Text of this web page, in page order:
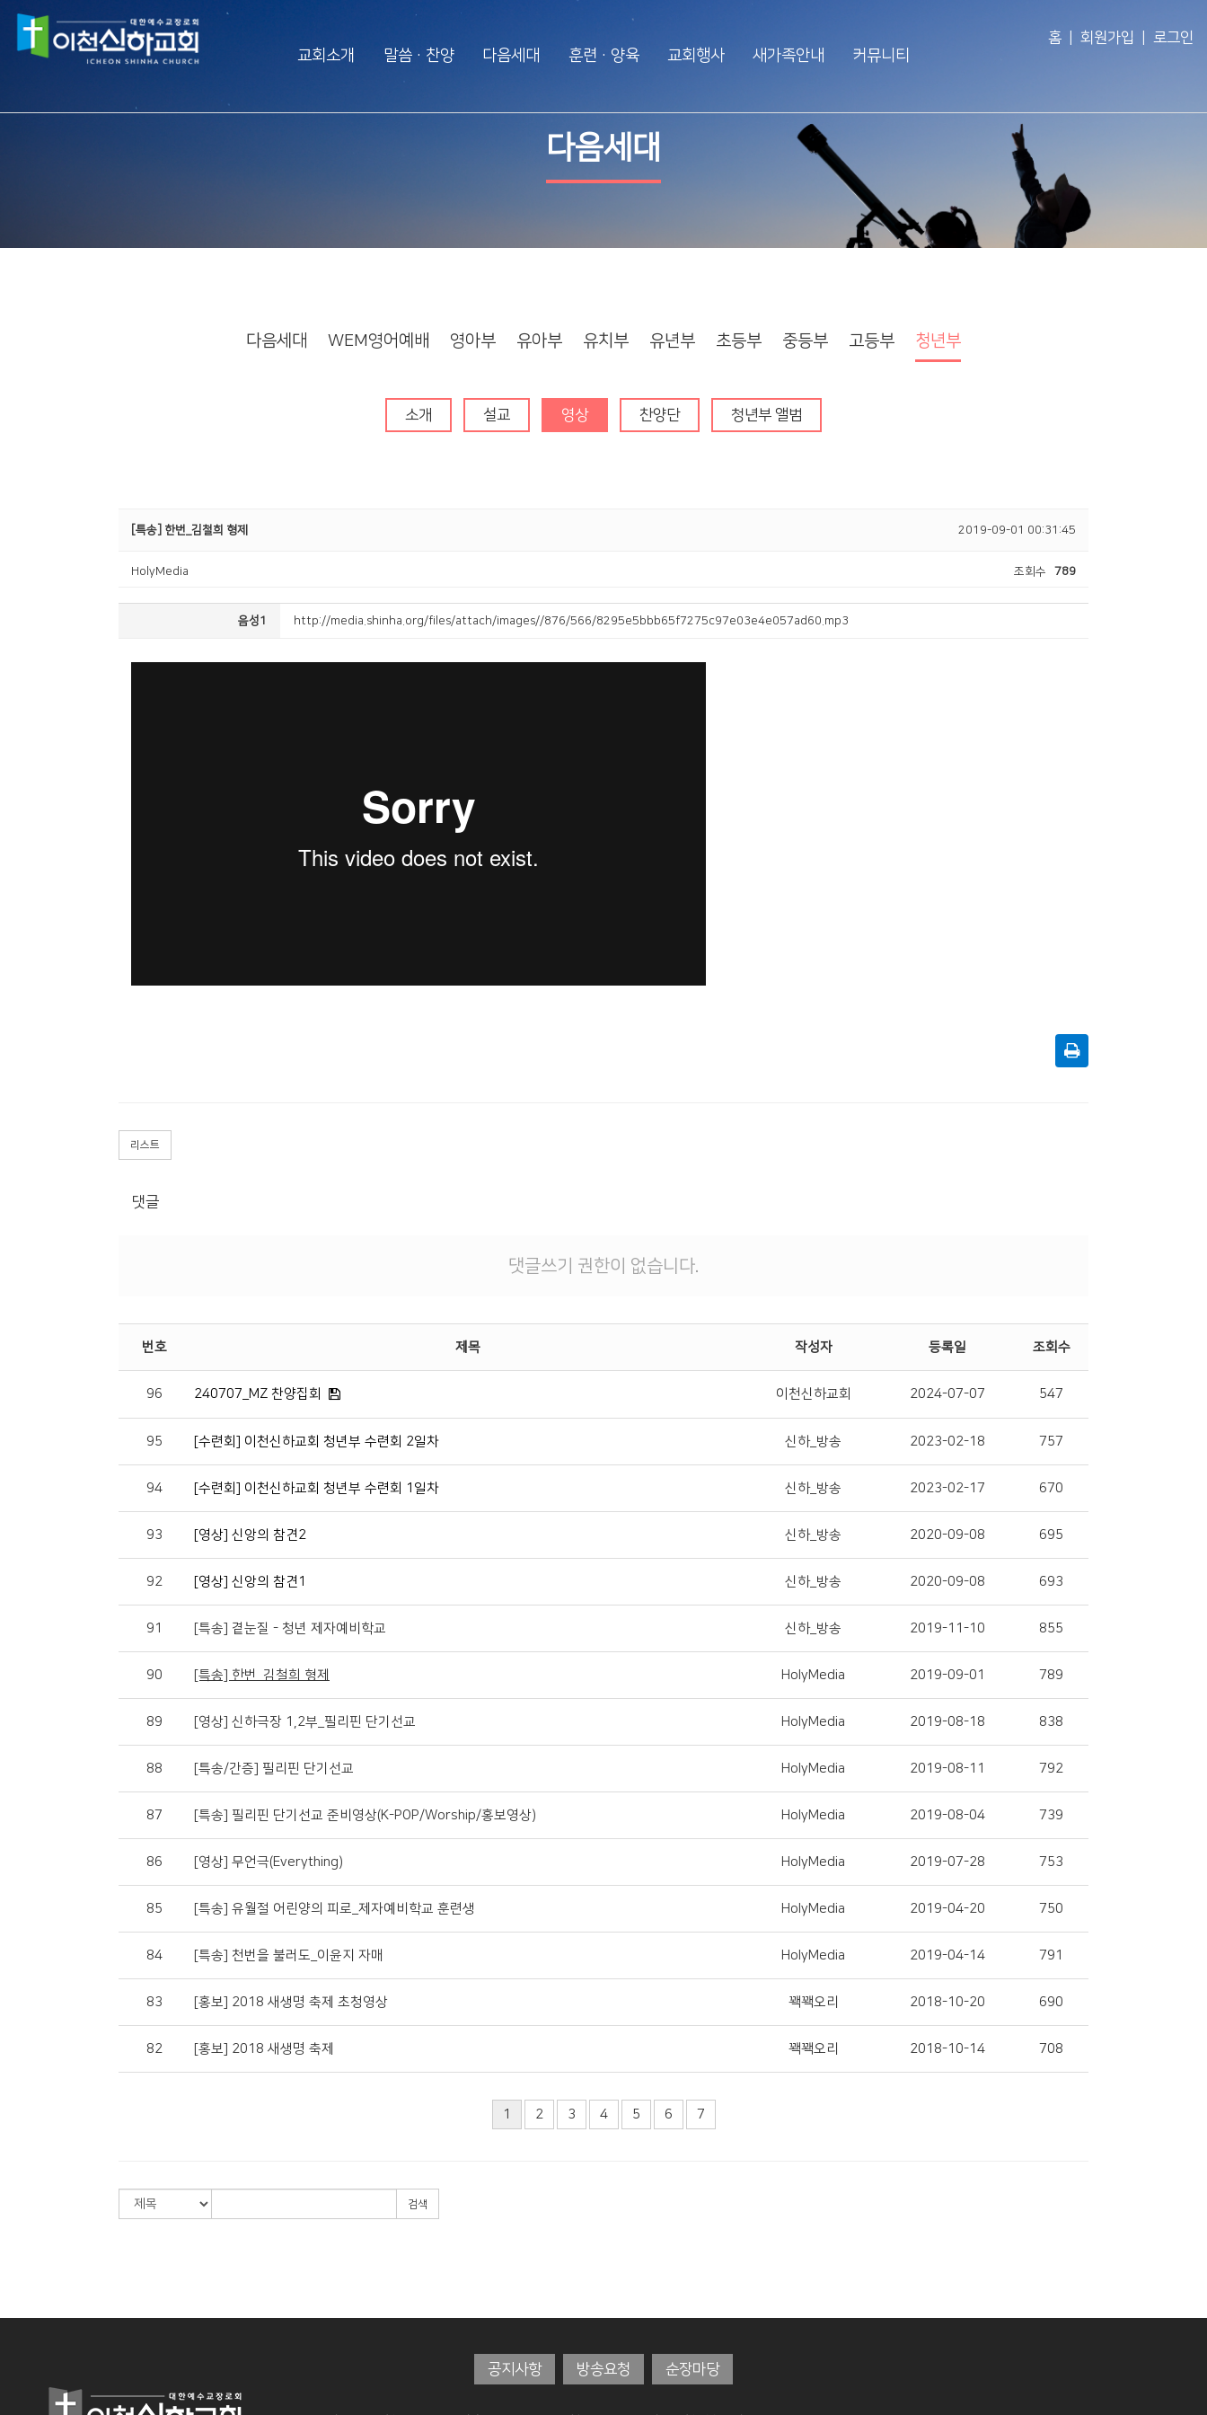
교회소개 말씀·찬양 다음세대 훈련·양육 교회행사 새가족안내 커뮤니티
홈 회원가입 로그인
교회사역
찬양대
신하TV
유치부
중등부
청년부
2025 성경대학
제자예비학교
전도폭발
2026 특별새벽기도회
2024 대각성 전도집
바나바팀
공지사항
주보
영상광고
행사사진
경조게시판
다음세대
다음세대 WEM영어예배 영아부 유아부 유치부 유년부 초등부 중등부 고등부 청년부
소개 설교 영상 찬양단 청년부 앨범
[특송] 한번_김철희 형제 2019-09-01 00:31:45
HolyMedia 조회수 789
음성1 http://media.shinha.org/files/attach/images//876/566/8295e5bbb65f7275c97e03e4e057ad60.mp3
리스트
댓글
댓글쓰기 권한이 없습니다.
번호 제목 작성자 등록일 조회수
96 240707_MZ 찬양집회 이천신하교회 2024-07-07 547
95 [수련회] 이천신하교회 청년부 수련회 2일차 신하_방송 2023-02-18 757
94 [수련회] 이천신하교회 청년부 수련회 1일차 신하_방송 2023-02-17 670
93 [영상] 신앙의 참견2 신하_방송 2020-09-08 695
92 [영상] 신앙의 참견1 신하_방송 2020-09-08 693
91 [특송] 곁눈질 - 청년 제자예비학교 신하_방송 2019-11-10 855
90 [특송] 한번_김철희 형제 HolyMedia 2019-09-01 789
89 [영상] 신하극장 1,2부_필리핀 단기선교 HolyMedia 2019-08-18 838
88 [특송/간증] 필리핀 단기선교 HolyMedia 2019-08-11 792
87 [특송] 필리핀 단기선교 준비영상(K-POP/Worship/홍보영상) HolyMedia 2019-08-04 739
86 [영상] 무언극(Everything) HolyMedia 2019-07-28 753
85 [특송] 유월절 어린양의 피로_제자예비학교 훈련생 HolyMedia 2019-04-20 750
84 [특송] 천번을 불러도_이윤지 자매 HolyMedia 2019-04-14 791
83 [홍보] 2018 새생명 축제 초청영상 꽥꽥오리 2018-10-20 690
82 [홍보] 2018 새생명 축제 꽥꽥오리 2018-10-14 708
1 2 3 4 5 6 7
검색
공지사항 방송요청 순장마당